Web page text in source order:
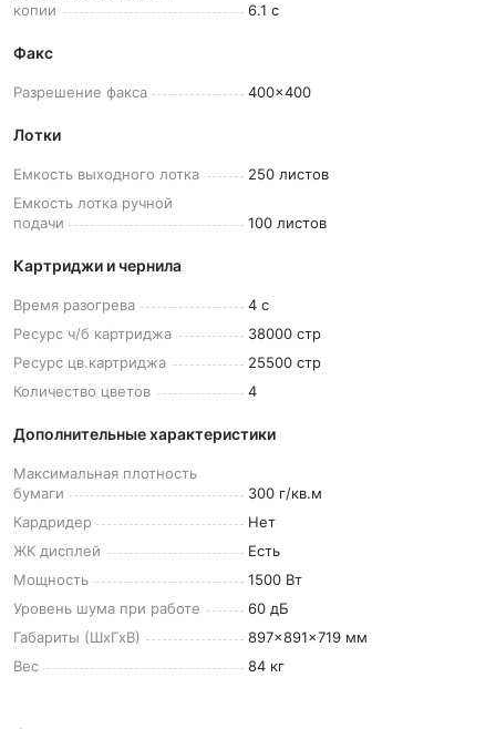
копии
6.1 с
Факс
Разрешение факса 400x400
Лотки
Емкость выходного лотка
250 листов
Емкость лотка ручной
подачи
100 листов
Картриджи и чернила
Время разогрева
4 с
Ресурс ч/б картриджа
38000 стр
Ресурс цв.картриджа
25500 стр
Количество цветов 4
Дополнительные характеристики
Максимальная плотность
бумаги
300 г/кв.м
Кардридер
Нет
ЖК дисплей
Есть
Мощность
1500 Вт
Уровень шума при работе
60 дБ
Габариты (ШxГxВ)
897x891x719 мм
Вес
84 кг